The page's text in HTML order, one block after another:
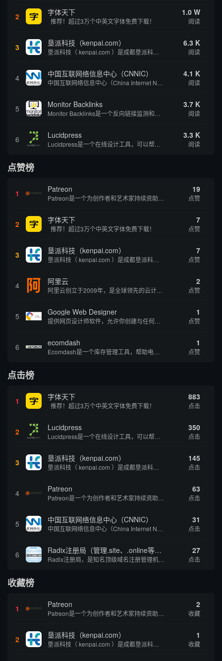
2 字体天下
推荐！超过3万个中英文字体免费下载！
1.0 W
阅读
3 垦派科技（kenpai.com） 6.3 K
阅读
4 中国互联网络信息中心（CNNIC） 4.1 K
阅读
5 Monitor Backlinks 3.7 K
阅读
6 Lucidpress 3.3 K
阅读
点赞榜
1 Patreon 19
点赞
2 字体天下
推荐！超过3万个中英文字体免费下载！
7
点赞
3 垦派科技（kenpai.com） 7
点赞
4 阿里云 2
点赞
5 Google Web Designer 1
点赞
6 ecomdash 1
点赞
点击榜
1 字体天下
推荐！超过3万个中英文字体免费下载！
883
点击
2 Lucidpress 350
点击
3 垦派科技（kenpai.com） 145
点击
4 Patreon 63
点击
5 中国互联网络信息中心（CNNIC） 31
点击
6 Radix注册局（管理.site、.online等顶级域名） 27
点击
收藏榜
1 Patreon 2
收藏
2 垦派科技（kenpai.com） 1
收藏